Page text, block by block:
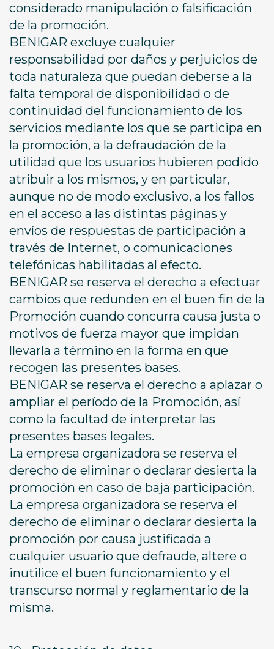
considerado manipulación o falsificación
de la promoción.
BENIGAR excluye cualquier
responsabilidad por daños y perjuicios de
toda naturaleza que puedan deberse a la
falta temporal de disponibilidad o de
continuidad del funcionamiento de los
servicios mediante los que se participa en
la promoción, a la defraudación de la
utilidad que los usuarios hubieren podido
atribuir a los mismos, y en particular,
aunque no de modo exclusivo, a los fallos
en el acceso a las distintas páginas y
envíos de respuestas de participación a
través de Internet, o comunicaciones
telefónicas habilitadas al efecto.
BENIGAR se reserva el derecho a efectuar
cambios que redunden en el buen fin de la
Promoción cuando concurra causa justa o
motivos de fuerza mayor que impidan
llevarla a término en la forma en que
recogen las presentes bases.
BENIGAR se reserva el derecho a aplazar o
ampliar el período de la Promoción, así
como la facultad de interpretar las
presentes bases legales.
La empresa organizadora se reserva el
derecho de eliminar o declarar desierta la
promoción en caso de baja participación.
La empresa organizadora se reserva el
derecho de eliminar o declarar desierta la
promoción por causa justificada a
cualquier usuario que defraude, altere o
inutilice el buen funcionamiento y el
transcurso normal y reglamentario de la
misma.